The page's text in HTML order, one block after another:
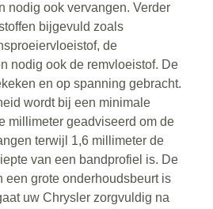
nodig ook vervangen. Verder
bijgevuld zoals
de
nodig ook de remvloeistof. De
en op spanning gebracht.
wordt bij een minimale
millimeter geadviseerd om de
terwijl 1,6 millimeter de
van een bandprofiel is. De
een grote onderhoudsbeurt is
uw Chrysler zorgvuldig na